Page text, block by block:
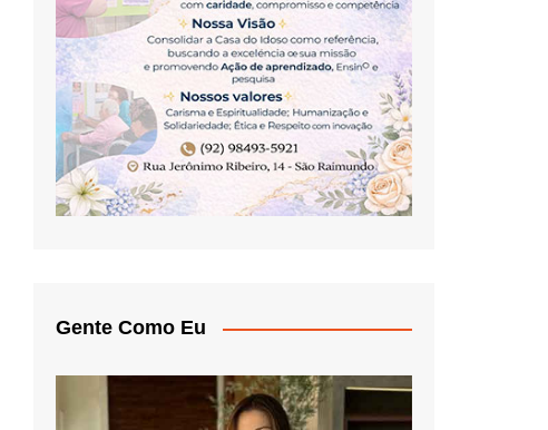
Gente Como Eu